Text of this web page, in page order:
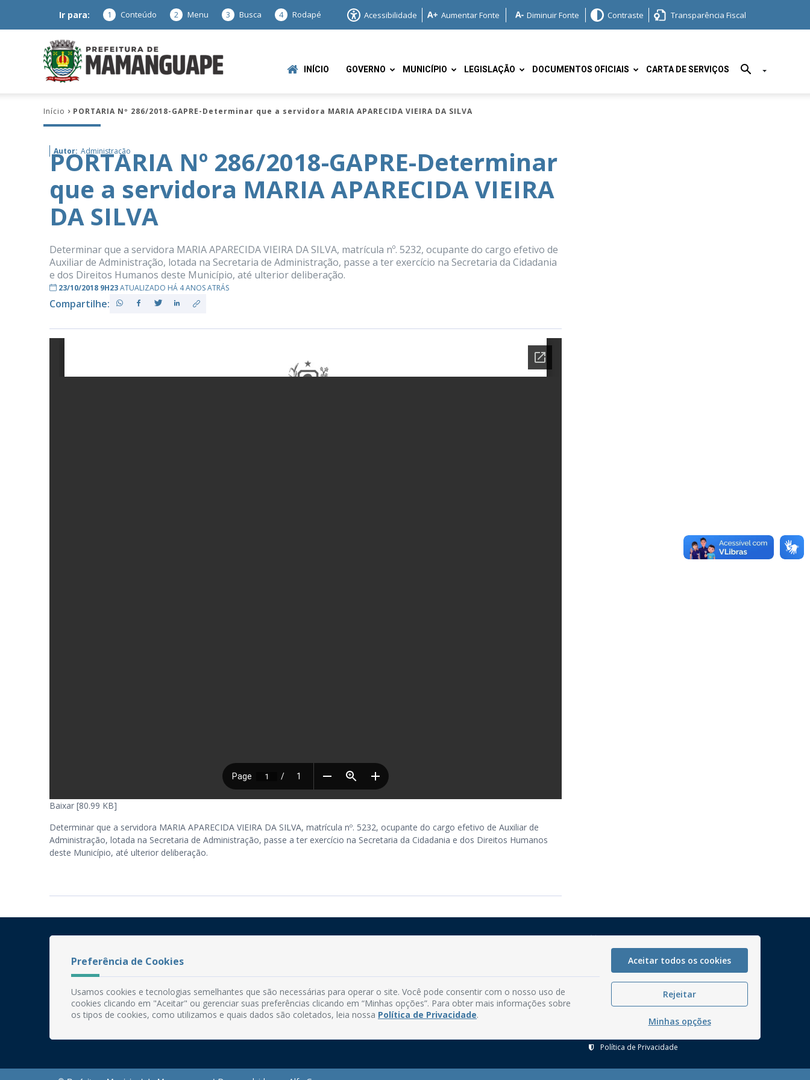
Ir para: 1 Conteúdo 2 Menu 3 Busca 4 Rodapé Acessibilidade Aumentar Fonte Diminuir Fonte Contraste Transparência Fiscal
Mamanguape
–
INÍCIO GOVERNO MUNICÍPIO LEGISLAÇÃO DOCUMENTOS OFICIAIS CARTA DE SERVIÇOS
Início PORTARIA Nº 286/2018-GAPRE-Determinar que a servidora MARIA APARECIDA VIEIRA DA SILVA
Autor: Administração
PORTARIA Nº 286/2018-GAPRE-Determinar
que a servidora MARIA APARECIDA VIEIRA
DA SILVA
Determinar que a servidora MARIA APARECIDA VIEIRA DA SILVA, matrícula nº. 5232, ocupante do cargo efetivo de
Auxiliar de Administração, lotada na Secretaria de Administração, passe a ter exercício na Secretaria da Cidadania
e dos Direitos Humanos deste Município, até ulterior deliberação.
23/10/2018 9H23ATUALIZADO HÁ 4 ANOS ATRÁS
Compartilhe:
Baixar [80.99 KB]
Determinar que a servidora MARIA APARECIDA VIEIRA DA SILVA, matrícula nº. 5232, ocupante do cargo efetivo de Auxiliar de
Administração, lotada na Secretaria de Administração, passe a ter exercício na Secretaria da Cidadania e dos Direitos Humanos
deste Município, até ulterior deliberação.
CEP: 58.280-000 - Mamanguape/PB
Fone: (83) 3292-2246
Email: comunicacao@mamanguape.pb.gov.br
Expediente: Segunda à Sexta, das 08h às 13h
Mapa do Site
Perguntas frequentes
Manual de Navegação
Serviços Internos
Política de Privacidade
Preferência de Cookies
Usamos cookies e tecnologias semelhantes que são necessárias para operar o site. Você pode consentir com o nosso uso de
cookies clicando em "Aceitar" ou gerenciar suas preferências clicando em “Minhas opções”. Para obter mais informações sobre
os tipos de cookies, como utilizamos e quais dados são coletados, leia nossa Política de Privacidade.
Aceitar todos os cookies
Rejeitar
Minhas opções